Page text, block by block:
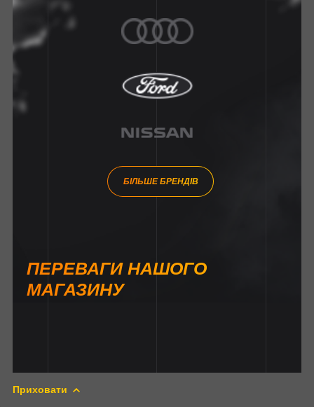
БІЛЬШЕ БРЕНДІВ
ПЕРЕВАГИ НАШОГО
МАГАЗИНУ
Приховати